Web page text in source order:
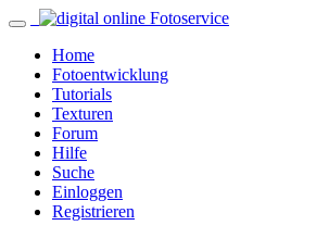
Home
Fotoentwicklung
Tutorials
Texturen
Forum
Hilfe
Suche
Einloggen
Registrieren